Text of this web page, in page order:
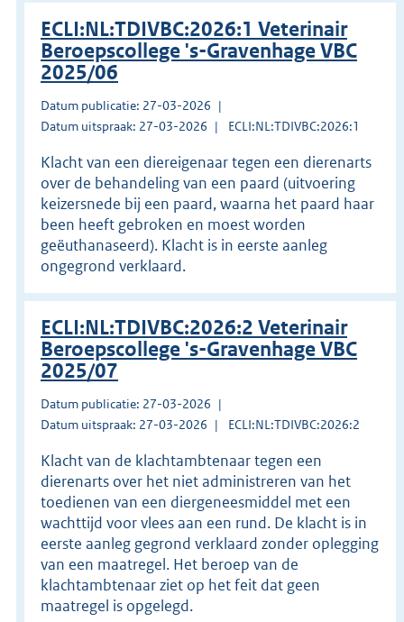
ECLI:NL:TDIVBC:2026:1 Veterinair
Beroepscollege 's-Gravenhage VBC
2025/06
Datum publicatie: 27-03-2026
Datum uitspraak: 27-03-2026
ECLI:NL:TDIVBC:2026:1
Klacht van een diereigenaar tegen een dierenarts
over de behandeling van een paard (uitvoering
keizersnede bij een paard, waarna het paard haar
been heeft gebroken en moest worden
geëuthanaseerd). Klacht is in eerste aanleg
ongegrond verklaard.
ECLI:NL:TDIVBC:2026:2 Veterinair
Beroepscollege 's-Gravenhage VBC
2025/07
Datum publicatie: 27-03-2026
Datum uitspraak: 27-03-2026
ECLI:NL:TDIVBC:2026:2
Klacht van de klachtambtenaar tegen een
dierenarts over het niet administreren van het
toedienen van een diergeneesmiddel met een
wachttijd voor vlees aan een rund. De klacht is in
eerste aanleg gegrond verklaard zonder oplegging
van een maatregel. Het beroep van de
klachtambtenaar ziet op het feit dat geen
maatregel is opgelegd.